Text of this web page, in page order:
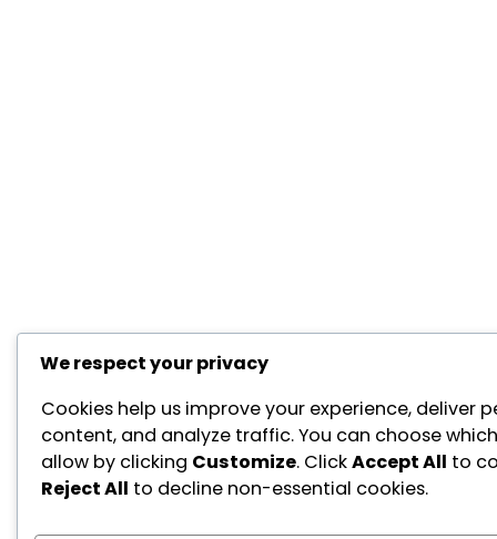
We respect your privacy
Cookies help us improve your experience, deliver
content, and analyze traffic. You can choose
allow by clicking Customize. ClickAccept All to
Reject All to decline non-essential cookies.